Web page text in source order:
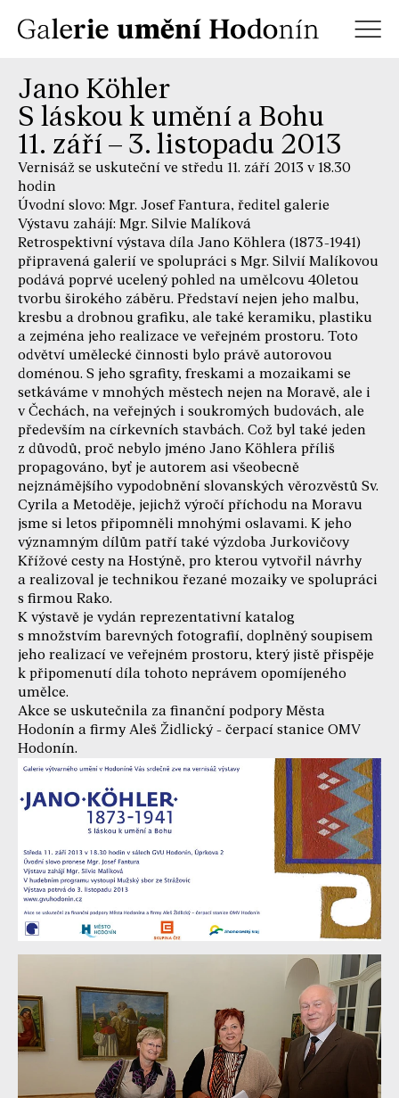
Jano Köhler
S láskou k umění a Bohu
11. září – 3. listopadu 2013
Vernisáž se uskuteční ve středu 11. září 2013 v 18.30
hodin
Úvodní slovo: Mgr. Josef Fantura, ředitel galerie
Výstavu zahájí: Mgr. Silvie Malíková
Retrospektivní výstava díla Jano Köhlera (1873-1941)
připravená galerií ve spolupráci s Mgr. Silvií Malíkovou
podává poprvé ucelený pohled na umělcovu 40letou
tvorbu širokého záběru. Představí nejen jeho malbu,
kresbu a drobnou grafiku, ale také keramiku, plastiku
a zejména jeho realizace ve veřejném prostoru. Toto
odvětví umělecké činnosti bylo právě autorovou
doménou. S jeho sgrafity, freskami a mozaikami se
setkáváme v mnohých městech nejen na Moravě, ale i
v Čechách, na veřejných i soukromých budovách, ale
především na církevních stavbách. Což byl také jeden
z důvodů, proč nebylo jméno Jano Köhlera příliš
propagováno, byť je autorem asi všeobecně
nejznámějšího vypodobnění slovanských věrozvěstů Sv.
Cyrila a Metoděje, jejichž výročí příchodu na Moravu
jsme si letos připomněli mnohými oslavami. K jeho
významným dílům patří také výzdoba Jurkovičovy
Křížové cesty na Hostýně, pro kterou vytvořil návrhy
a realizoval je technikou řezané mozaiky ve spolupráci
s firmou Rako.
K výstavě je vydán reprezentativní katalog
s množstvím barevných fotografií, doplněný soupisem
jeho realizací ve veřejném prostoru, který jistě přispěje
k připomenutí díla tohoto neprávem opomíjeného
umělce.
Akce se uskutečnila za finanční podpory Města
Hodonín a firmy Aleš Židlický - čerpací stanice OMV
Hodonín.